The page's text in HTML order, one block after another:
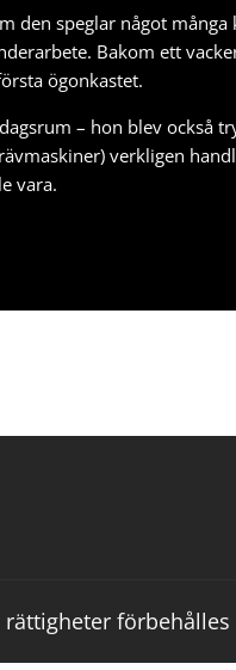
den speglar något
Bakom ett
ögonkastet.
– hon blev också
) verkligen
vara.